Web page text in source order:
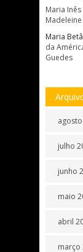
Maria Inês
Maria
da
Guedes
julho
junho
maio
abril
março